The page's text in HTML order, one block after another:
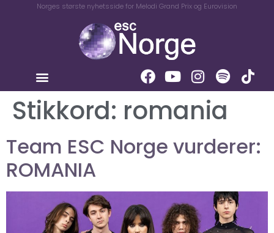
Norges største nyhetsside for Melodi Grand Prix og Eurovision
Stikkord: romania
Team ESC Norge vurderer:
ROMANIA